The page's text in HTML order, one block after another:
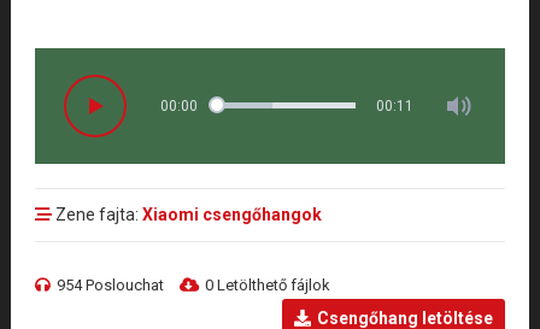
00:00 00:11
Zene fajta: Xiaomi csengőhangok
954 Poslouchat 0 Letölthető fájlok
Csengőhang letöltése